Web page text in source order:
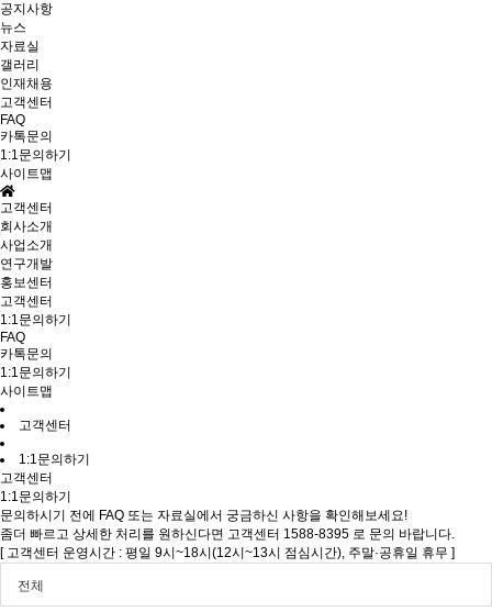
공지사항
뉴스
자료실
갤러리
인재채용
고객센터
FAQ
카톡문의
1:1문의하기
사이트맵
고객센터
회사소개
사업소개
연구개발
홍보센터
고객센터
1:1문의하기
FAQ
카톡문의
1:1문의하기
사이트맵
고객센터
1:1문의하기
고객센터
1:1문의하기
문의하시기 전에 FAQ 또는 자료실에서 궁금하신 사항을 확인해보세요!
좀더 빠르고 상세한 처리를 원하신다면 고객센터 1588-8395 로 문의 바랍니다.
[ 고객센터 운영시간 : 평일 9시~18시(12시~13시 점심시간), 주말·공휴일 휴무 ]
전체